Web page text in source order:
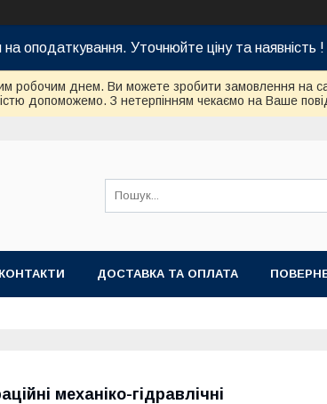
на оподаткування. Уточнюйте ціну та наявність !
робочим днем. Ви можете зробити замовлення на
допоможемо. З нетерпінням чекаємо на Ваше
КОНТАКТИ ДОСТАВКА ТА ОПЛАТА
механіко-гідравлічні